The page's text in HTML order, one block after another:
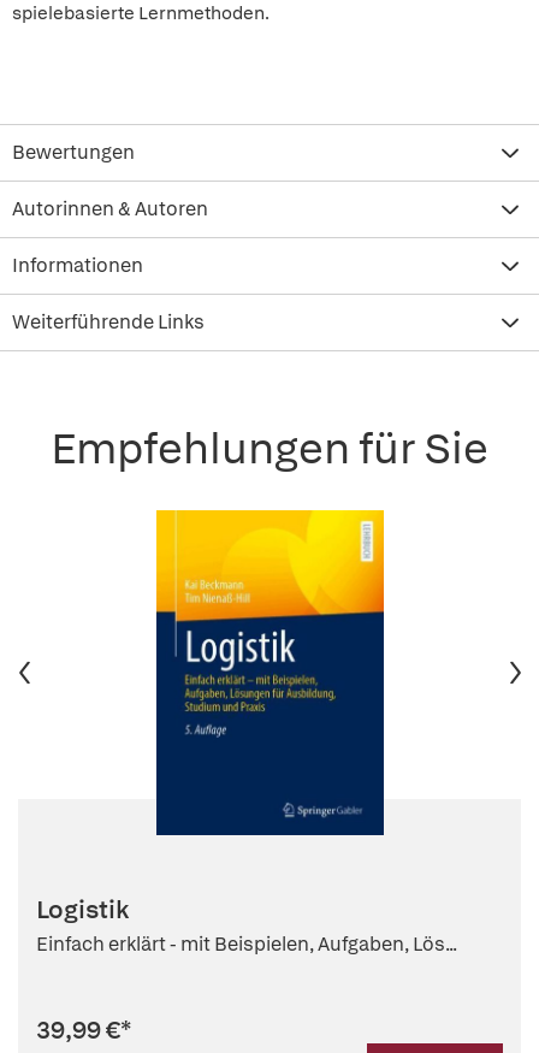
spielebasierte Lernmethoden.
Bewertungen
Autorinnen & Autoren
Informationen
Weiterführende Links
Empfehlungen für Sie
Logistik
Einfach erklärt - mit Beispielen, Aufgaben, Lös...
39,99 €*